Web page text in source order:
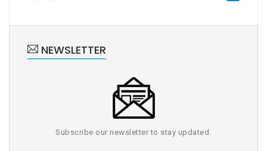
NEWSLETTER
Subscribe our newsletter to stay updated.